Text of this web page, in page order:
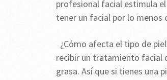
profesional facial estimula
tener un facial por lo menos
¿Cómo afecta el tipo de
recibir un tratamiento facial
grasa. Así que si tienes una